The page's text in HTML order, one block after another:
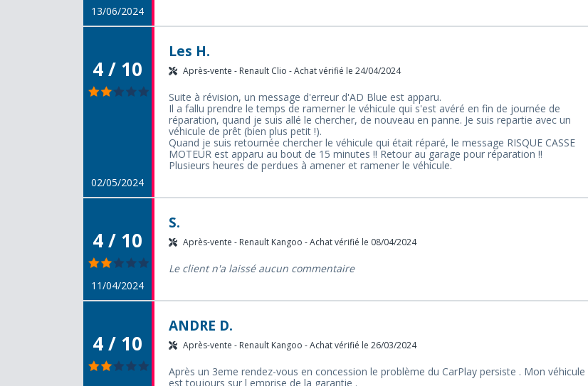
13/06/2024
4 / 10
02/05/2024
Les H.
Après-vente - Renault Clio - Achat vérifié le 24/04/2024
Suite à révision, un message d'erreur d'AD Blue est apparu.
Il a fallu prendre le temps de ramerner le véhicule qui s'est avéré en fin de journée de
réparation, quand je suis allé le chercher, de nouveau en panne. Je suis repartie avec un
véhicule de prêt (bien plus petit !).
Quand je suis retournée chercher le véhicule qui était réparé, le message RISQUE CASSE
MOTEUR est apparu au bout de 15 minutes !! Retour au garage pour réparation !!
Plusieurs heures de perdues à amener et ramener le véhicule.
4 / 10
11/04/2024
S.
Après-vente - Renault Kangoo - Achat vérifié le 08/04/2024
Le client n'a laissé aucun commentaire
4 / 10
ANDRE D.
Après-vente - Renault Kangoo - Achat vérifié le 26/03/2024
Après un 3eme rendez-vous en concession le problème du CarPlay persiste . Mon véhicule
est toujours sur l emprise de la garantie .